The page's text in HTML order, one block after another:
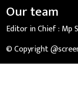
Our team
Editor in Chief : Mp
© Copyright